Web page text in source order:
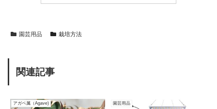
園芸用品 栽培方法
関連記事
アガベ属（Agave) 園芸用品